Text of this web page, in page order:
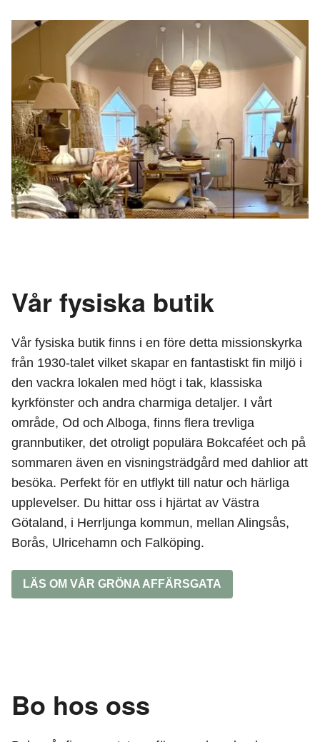
Vår fysiska butik
Vår fysiska butik finns i en före detta missionskyrka
från 1930-talet vilket skapar en fantastiskt fin miljö i
den vackra lokalen med högt i tak, klassiska
kyrkfönster och andra charmiga detaljer. I vårt
område, Od och Alboga, finns flera trevliga
grannbutiker, det otroligt populära Bokcaféet och på
sommaren även en visningsträdgård med dahlior att
besöka. Perfekt för en utflykt till natur och härliga
upplevelser. Du hittar oss i hjärtat av Västra
Götaland, i Herrljunga kommun, mellan Alingsås,
Borås, Ulricehamn och Falköping.
LÄS OM VÅR GRÖNA AFFÄRSGATA
Bo hos oss